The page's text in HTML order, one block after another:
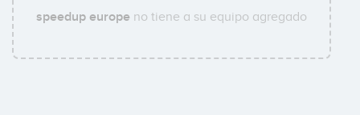
speedup europe no tiene a su equipo agregado